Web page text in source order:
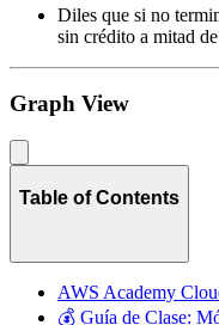
Diles que si no
sin crédito a mitad
Graph View
Table of Contents
AWS Academy
💰 Guía de Clase: